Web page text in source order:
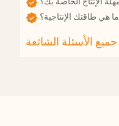
ما هي طاقتك الإنتاجية؟